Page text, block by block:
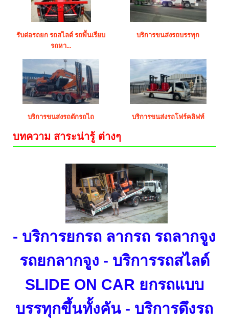
รับต่อรถยก รถสไลด์ รถพื้นเรียบ
รถหา...
บริการขนส่งรถบรรทุก
บริการขนส่งรถตักรถไถ บริการขนส่งรถโฟร์คลิฟท์
บทความ สาระน่ารู้ ต่างๆ
- บริการยกรถ ลากรถ รถลากจูง
รถยกลากจูง - บริการรถสไลด์
SLIDE ON CAR ยกรถแบบ
บรรทุกขึ้นทั้งคัน - บริการดึงรถ